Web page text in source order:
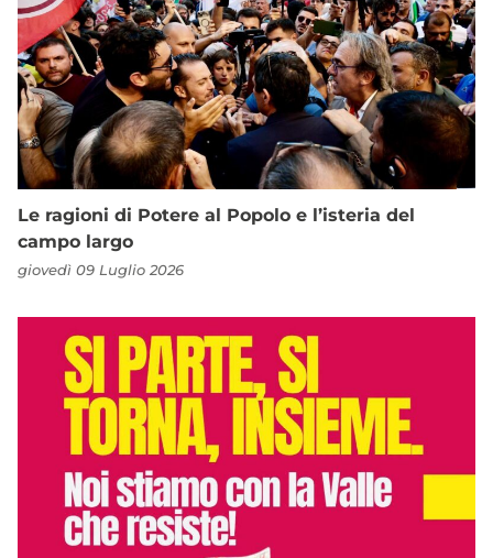
Le ragioni di Potere al Popolo e l’isteria del
campo largo
giovedì 09 Luglio 2026